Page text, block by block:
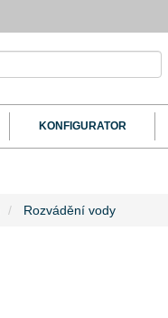
KONFIGURATOR
Rozvádění vody